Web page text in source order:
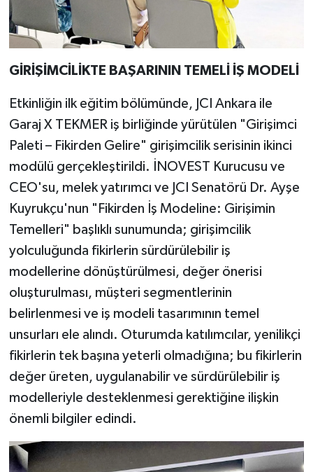
GİRİŞİMCİLİKTE BAŞARININ TEMELİ İŞ MODELİ
Etkinliğin ilk eğitim bölümünde, JCI Ankara ile
Garaj X TEKMER iş birliğinde yürütülen "Girişimci
Paleti – Fikirden Gelire" girişimcilik serisinin ikinci
modülü gerçekleştirildi. İNOVEST Kurucusu ve
CEO'su, melek yatırımcı ve JCI Senatörü Dr. Ayşe
Kuyrukçu'nun "Fikirden İş Modeline: Girişimin
Temelleri" başlıklı sunumunda; girişimcilik
yolculuğunda fikirlerin sürdürülebilir iş
modellerine dönüştürülmesi, değer önerisi
oluşturulması, müşteri segmentlerinin
belirlenmesi ve iş modeli tasarımının temel
unsurları ele alındı. Oturumda katılımcılar, yenilikçi
fikirlerin tek başına yeterli olmadığına; bu fikirlerin
değer üreten, uygulanabilir ve sürdürülebilir iş
modelleriyle desteklenmesi gerektiğine ilişkin
önemli bilgiler edindi.